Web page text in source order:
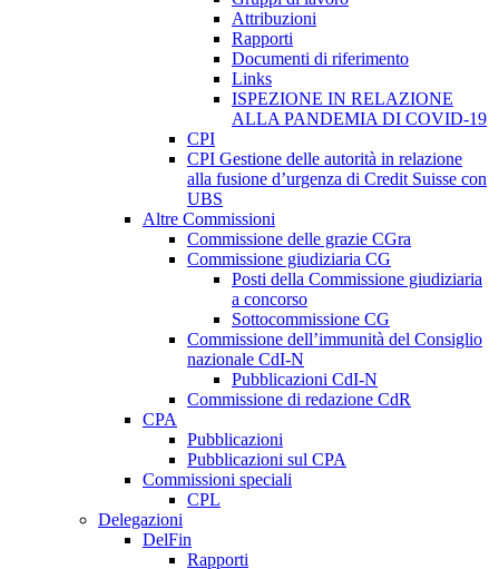
Attribuzioni
Rapporti
Documenti di riferimento
Links
ISPEZIONE IN RELAZIONE
ALLA PANDEMIA DI COVID-19
CPI
CPI Gestione delle autorità in relazione
alla fusione d’urgenza di Credit Suisse con
UBS
Altre Commissioni
Commissione delle grazie CGra
Commissione giudiziaria CG
Posti della Commissione giudiziaria
a concorso
Sottocommissione CG
Commissione dell’immunità del Consiglio
nazionale CdI-N
Pubblicazioni CdI-N
Commissione di redazione CdR
CPA
Pubblicazioni
Pubblicazioni sul CPA
Commissioni speciali
CPL
Delegazioni
DelFin
Rapporti